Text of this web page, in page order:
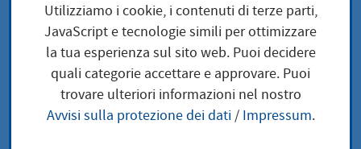
Adolescenti
Utilizziamo i cookie, i contenuti di terze parti,
JavaScript e tecnologie simili per ottimizzare
la tua esperienza sul sito web. Puoi decidere
quali categorie accettare e approvare. Puoi
trovare ulteriori informazioni nel nostro
Avvisi sulla protezione dei dati/ Impressum.